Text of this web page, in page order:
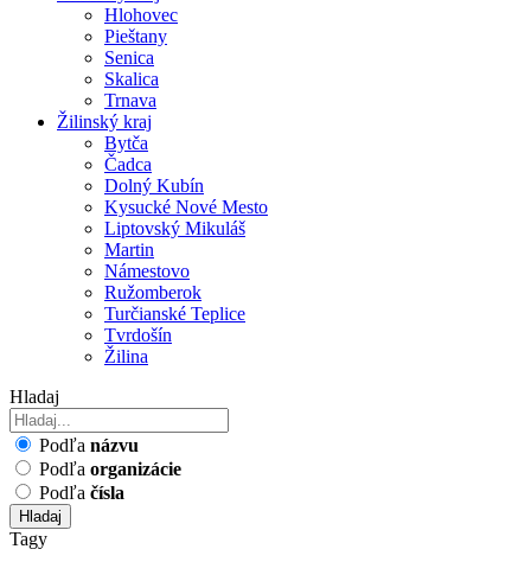
Hlohovec
Pieštany
Senica
Skalica
Trnava
Žilinský kraj
Bytča
Čadca
Dolný Kubín
Kysucké Nové Mesto
Liptovský Mikuláš
Martin
Námestovo
Ružomberok
Turčianské Teplice
Tvrdošín
Žilina
Hladaj
Podľa názvu
Podľa organizácie
Podľa čísla
Hladaj
Tagy